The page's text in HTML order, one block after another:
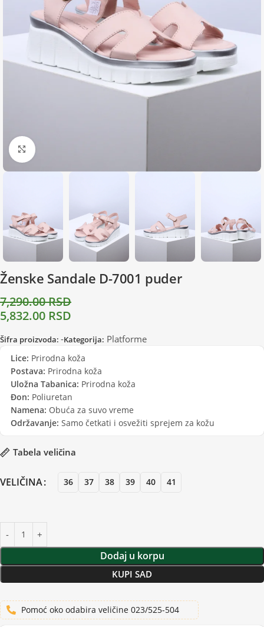
Zumiraj sliku
Ženske Sandale D-7001 puder
7,290.00RSD
5,832.00 RSD
Šifra proizvoda: -Kategorija: Platforme
Lice: Prirodna koža
Postava: Prirodna koža
Uložna Tabanica: Prirodna koža
Đon: Poliuretan
Namena: Obuća za suvo vreme
Održavanje: Samo četkati i osvežiti sprejem za kožu
Tabela veličina
VELIČINA 36 37 38 39 40 41
Dodaj u korpu
KUPI SAD
Pomoć oko odabira veličine 023/525-504